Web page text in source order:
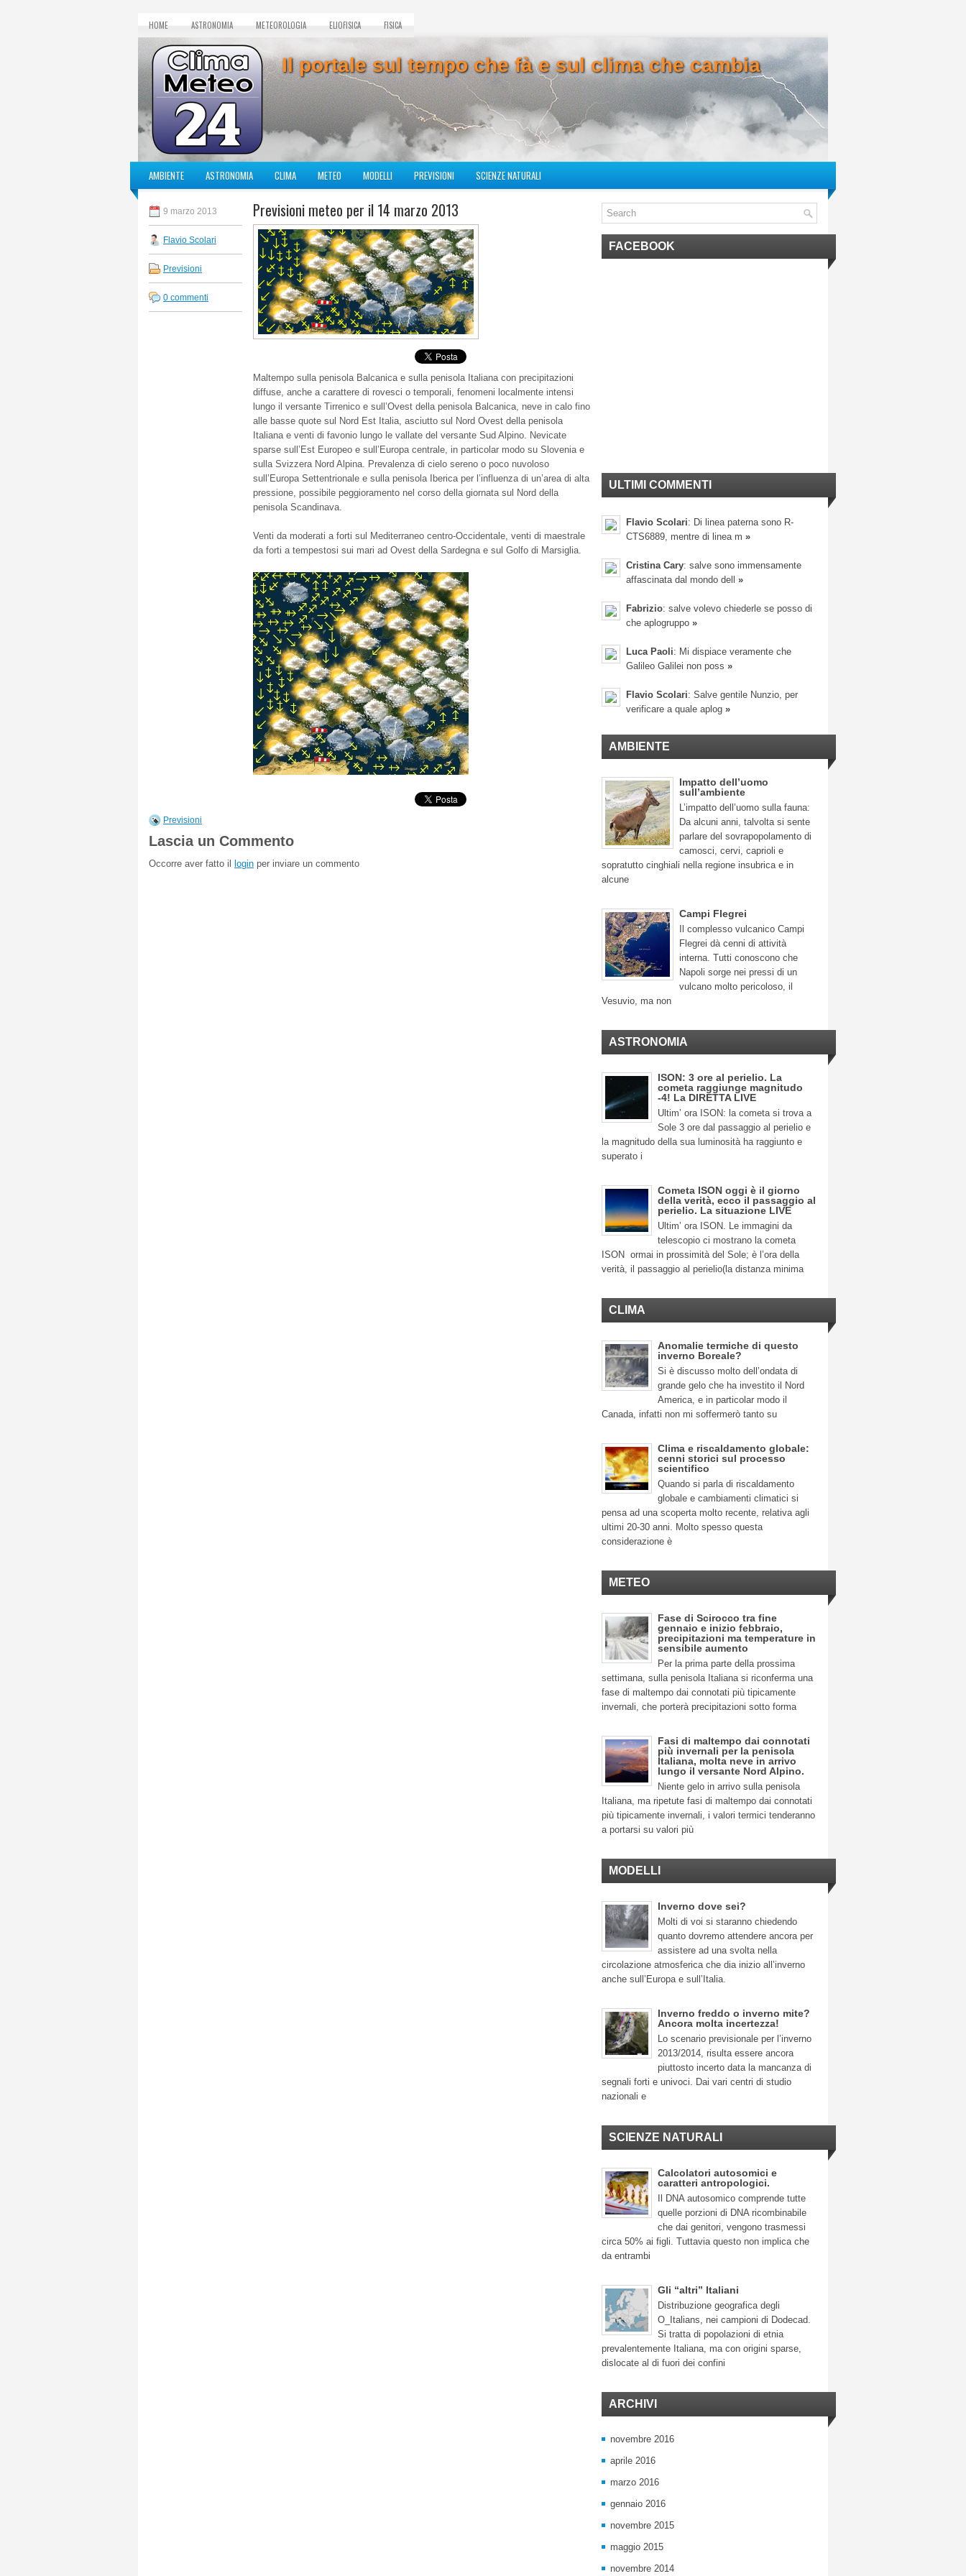
HOME ASTRONOMIA METEOROLOGIA ELIOFISICA FISICA
Il portale sul tempo che fà e sul clima che cambia
AMBIENTE ASTRONOMIA CLIMA METEO MODELLI PREVISIONI SCIENZE NATURALI
9 marzo 2013
Flavio Scolari
Previsioni
0 commenti
Previsioni meteo per il 14 marzo 2013
Maltempo sulla penisola Balcanica e sulla penisola Italiana con precipitazioni
diffuse, anche a carattere di rovesci o temporali, fenomeni localmente intensi
lungo il versante Tirrenico e sull’Ovest della penisola Balcanica, neve in calo fino
alle basse quote sul Nord Est Italia, asciutto sul Nord Ovest della penisola
Italiana e venti di favonio lungo le vallate del versante Sud Alpino. Nevicate
sparse sull’Est Europeo e sull’Europa centrale, in particolar modo su Slovenia e
sulla SvizzeraNord Alpina. Prevalenza di cielo sereno o poco nuvoloso
sull’Europa Settentrionale e sulla penisola Iberica per l’influenza di un’area di alta
pressione, possibile peggioramento nel corso della giornata sul Nord della
penisola Scandinava.
Venti da moderati a forti sul Mediterraneo centro-Occidentale, venti di maestrale
da forti a tempestosi sui mari ad Ovest della Sardegna e sul Golfo di Marsiglia.
Previsioni
Lascia un Commento
Occorre aver fatto il login per inviare un commento
FACEBOOK
ULTIMI COMMENTI
Flavio Scolari: Di linea paterna sono R-
CTS6889, mentre di linea m »
Cristina Cary: salve sono immensamente
affascinata dal mondo dell »
Fabrizio: salve volevo chiederle se posso di
che aplogruppo »
Luca Paoli: Mi dispiace veramente che
Galileo Galilei non poss »
Flavio Scolari: Salve gentile Nunzio, per
verificare a quale aplog »
AMBIENTE
Impatto dell’uomo
sull’ambiente
L’impatto dell’uomo sulla fauna:
Da alcuni anni, talvolta si sente
parlare del sovrapopolamento di
camosci, cervi, caprioli e
sopratutto cinghiali nella regione insubrica e in
alcune
Campi Flegrei
Il complesso vulcanico Campi
Flegrei dà cenni di attività
interna. Tutti conoscono che
Napoli sorge nei pressi di un
vulcano molto pericoloso, il
Vesuvio, ma non
ASTRONOMIA
ISON: 3 ore al perielio. La
cometa raggiunge magnitudo
-4! La DIRETTA LIVE
Ultim’ ora ISON: la cometa si trova a
Sole 3 ore dal passaggio al perielio e
la magnitudo della sua luminosità ha raggiunto e
superato i
Cometa ISON oggi è il giorno
della verità, ecco il passaggio al
perielio. La situazione LIVE
Ultim’ ora ISON. Le immagini da
telescopio ci mostrano la cometa
ISON ormai in prossimità del Sole; è l’ora della
verità, il passaggio al perielio(la distanza minima
CLIMA
Anomalie termiche di questo
inverno Boreale?
Si è discusso molto dell’ondata di
grande gelo che ha investito il Nord
America, e in particolar modo il
Canada, infatti non mi soffermerò tanto su
Clima e riscaldamento globale:
cenni storici sul processo
scientifico
Quando si parla di riscaldamento
globale e cambiamenti climatici si
pensa ad una scoperta molto recente, relativa agli
ultimi 20-30 anni. Molto spesso questa
considerazione è
METEO
Fase di Scirocco tra fine
gennaio e inizio febbraio,
precipitazioni ma temperature in
sensibile aumento
Per la prima parte della prossima
settimana, sulla penisola Italiana si riconferma una
fase di maltempo dai connotati più tipicamente
invernali, che porterà precipitazioni sotto forma
Fasi di maltempo dai connotati
più invernali per la penisola
Italiana, molta neve in arrivo
lungo il versante Nord Alpino.
Niente gelo in arrivo sulla penisola
Italiana, ma ripetute fasi di maltempo dai connotati
più tipicamente invernali, i valori termici tenderanno
a portarsi su valori più
MODELLI
Inverno dove sei?
Molti di voi si staranno chiedendo
quanto dovremo attendere ancora per
assistere ad una svolta nella
circolazione atmosferica che dia inizio all’inverno
anche sull’Europa e sull’Italia.
Inverno freddo o inverno mite?
Ancora molta incertezza!
Lo scenario previsionale per l’inverno
2013/2014, risulta essere ancora
piuttosto incerto data la mancanza di
segnali forti e univoci. Dai vari centri di studio
nazionali e
SCIENZE NATURALI
Calcolatori autosomici e
caratteri antropologici.
Il DNA autosomico comprende tutte
quelle porzioni di DNA ricombinabile
che dai genitori, vengono trasmessi
circa 50% ai figli. Tuttavia questo non implica che
da entrambi
Gli “altri” Italiani
Distribuzione geografica degli
O_Italians, nei campioni di Dodecad.
Si tratta di popolazioni di etnia
prevalentemente Italiana, ma con origini sparse,
dislocate al di fuori dei confini
ARCHIVI
novembre 2016
aprile 2016
marzo 2016
gennaio 2016
novembre 2015
maggio 2015
novembre 2014